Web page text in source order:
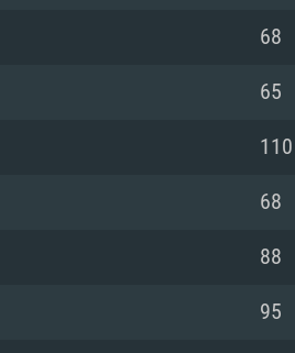
bit)
어 이상
11.0
Core i5 (Intel Xeon
최신 버전
어
68
65
110
68
88
95